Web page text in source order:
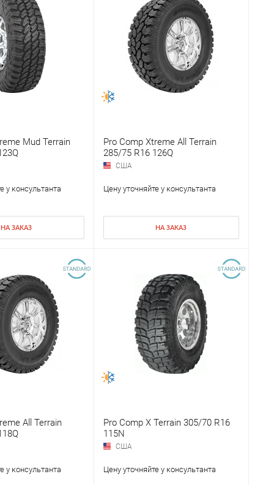
Mud Terrain
у консультанта
НА ЗАКАЗ
Pro Comp Xtreme All Terrain
285/75 R16 126Q
США
Цену уточняйте у консультанта
НА ЗАКАЗ
All Terrain
у консультанта
Pro Comp X Terrain 305/70 R16
115N
США
Цену уточняйте у консультанта